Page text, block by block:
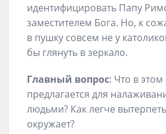
идентифицировать Папу
заместителем Бога. Но, к
в пушку совсем не у
бы глянуть в зеркало.
Главный вопрос: Что в
предлагается для
людьми? Как легче
окружает?